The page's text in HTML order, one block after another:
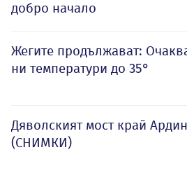
добро начало
Жегите продължават:
ни температури до 35°
Дяволският мост край
(СНИМКИ)